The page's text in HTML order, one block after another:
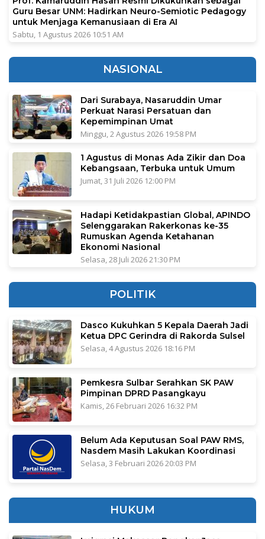
Guru Besar UNM: Hadirkan Neuro-Semiotic Pedagogy
untuk Menjaga Kemanusiaan di Era AI
Sabtu, 1 Agustus 2026 10:51 AM
NASIONAL
Dari Surabaya, Nasaruddin Umar
Perkuat Narasi Persatuan dan
Kepemimpinan Umat
Minggu, 2 Agustus 2026 19:58 PM
1 Agustus di Monas Ada Zikir dan Doa
Kebangsaan, Terbuka untuk Umum
Jumat, 31 Juli 2026 12:00 PM
Hadapi Ketidakpastian Global, APINDO
Selenggarakan Rakerkonas ke-35
Rumuskan Agenda Ketahanan
Ekonomi Nasional
Selasa, 28 Juli 2026 21:30 PM
POLITIK
Dasco Kukuhkan 5 Kepala Daerah Jadi
Ketua DPC Gerindra di Rakorda Sulsel
Selasa, 4 Agustus 2026 18:16 PM
Pemkesra Sulbar Serahkan SK PAW
Pimpinan DPRD Pasangkayu
Kamis, 26 Februari 2026 16:32 PM
Belum Ada Keputusan Soal PAW RMS,
Nasdem Masih Lakukan Koordinasi
Selasa, 3 Februari 2026 20:03 PM
HUKUM